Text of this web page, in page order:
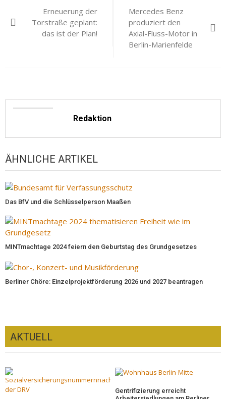
Erneuerung der
Torstraße geplant:
das ist der Plan!
Mercedes Benz
produziert den
Axial-Fluss-Motor in
Berlin-Marienfelde
Redaktion
ÄHNLICHE ARTIKEL
Das BfV und die Schlüsselperson Maaßen
MINTmachtage 2024 feiern den Geburtstag des Grundgesetzes
Berliner Chöre: Einzelprojektförderung 2026 und 2027 beantragen
AKTUELL
Gentrifizierung erreicht